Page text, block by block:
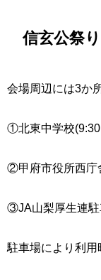
信玄公祭
会場周辺には3か
①北東中学校
②甲府市役所西庁
③JA山梨厚生連駐
駐車場により利用